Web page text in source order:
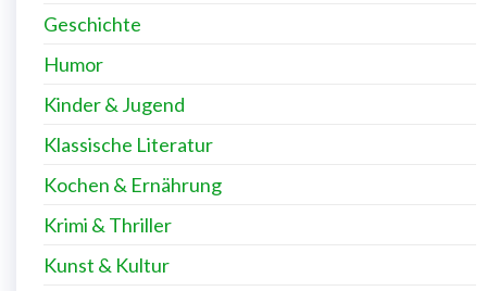
Geschichte
Humor
Kinder & Jugend
Klassische Literatur
Kochen & Ernährung
Krimi & Thriller
Kunst & Kultur